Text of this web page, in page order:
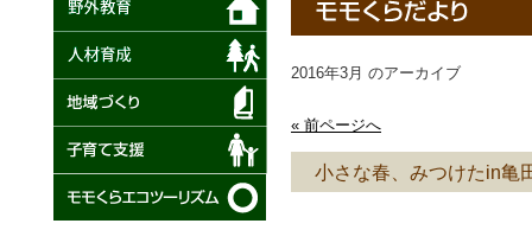
2016年3月 のアーカイブ
« 前ページへ
小さな春、みつけたin亀